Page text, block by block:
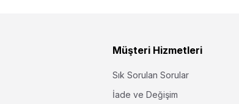
Müşteri Hizmetleri
Sık Sorulan Sorular
İade ve Değişim